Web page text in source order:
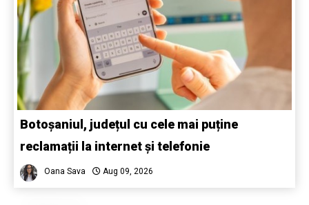
Botoșaniul, județul cu cele mai puține
reclamații la internet și telefonie
Oana Sava Aug 09, 2026